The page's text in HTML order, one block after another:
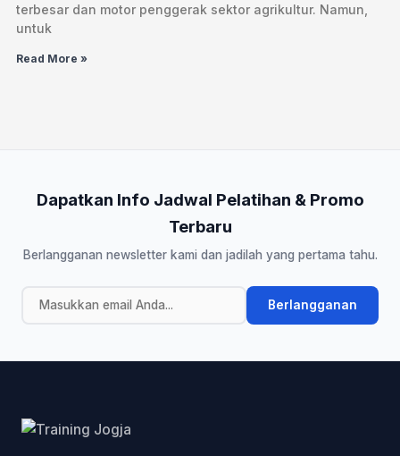
terbesar dan motor penggerak sektor agrikultur. Namun,
untuk
Read More »
Dapatkan Info Jadwal Pelatihan & Promo
Terbaru
Berlangganan newsletter kami dan jadilah yang pertama tahu.
Berlangganan